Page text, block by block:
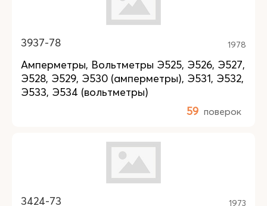
3937-78 1978
Амперметры, Вольтметры Э525, Э526, Э527,
Э528, Э529, Э530 (амперметры), Э531, Э532,
Э533, Э534 (вольтметры)
59 поверок
3424-73 1973